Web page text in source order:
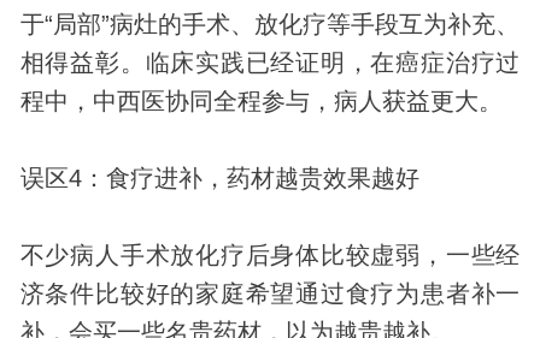
于“局部”病灶的手术、放化疗等手段互为补充、
相得益彰。临床实践已经证明，在癌症治疗过
程中，中西医协同全程参与，病人获益更大。
误区4：食疗进补，药材越贵效果越好
不少病人手术放化疗后身体比较虚弱，一些经
济条件比较好的家庭希望通过食疗为患者补一
补，会买一些名贵药材，以为越贵越补。